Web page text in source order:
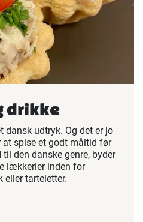
drikke
dansk udtryk. Og det er jo
spise et godt måltid før
til den danske genre, byder
lækkerier inden for
tarteletter.